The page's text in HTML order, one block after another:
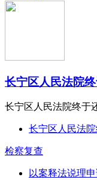
长宁区人民法院
长宁区人民法院终于
长宁区人民法
检察复查
以案释法说理申